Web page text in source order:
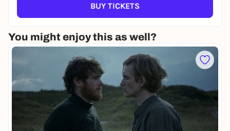
BUY TICKETS
You might enjoy this as well?